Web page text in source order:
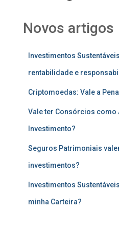
Novos artigos
Investimentos
rentabilidade e
Criptomoedas: Vale a
Vale ter Consórcios como
Investimento?
Seguros Patrimoniais
investimentos?
Investimentos
minha Carteira?